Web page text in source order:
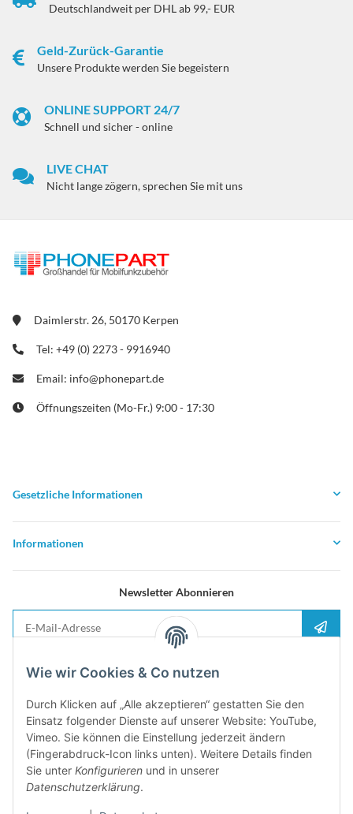
Wie wir Cookies & Co nutzen
Durch Klicken auf „Alle akzeptieren“ gestatten Sie den
Einsatz folgender Dienste auf unserer Website: YouTube,
Vimeo. Sie können die Einstellung jederzeit ändern
(Fingerabdruck-Icon links unten). Weitere Details finden
Sie unter Konfigurieren und in unserer
Datenschutzerklärung.
Deutschlandweit per DHL ab 99,- EUR
Geld-Zurück-Garantie
Unsere Produkte werden Sie begeistern
ONLINE SUPPORT 24/7
Schnell und sicher - online
LIVE CHAT
Nicht lange zögern, sprechen Sie mit uns
Daimlerstr. 26, 50170 Kerpen
Tel: +49 (0) 2273 - 9916940
Email: info@phonepart.de
Öffnungszeiten (Mo-Fr.) 9:00 - 17:30
Gesetzliche Informationen
Informationen
Newsletter Abonnieren
Bitte senden Sie mir entsprechend Ihrer
jederzeit widerruflich Informationen zu Ihrem Produktsortiment per E-Mail zu.
Newsletter abonieren und5%Rabatt-Guschein erhalten. Für Ihren
nächsten Einkauf. Den Gutschein erhalten Sie per Email nach der
erfolgreichen Bestätigung Ihrer Email-Adresse